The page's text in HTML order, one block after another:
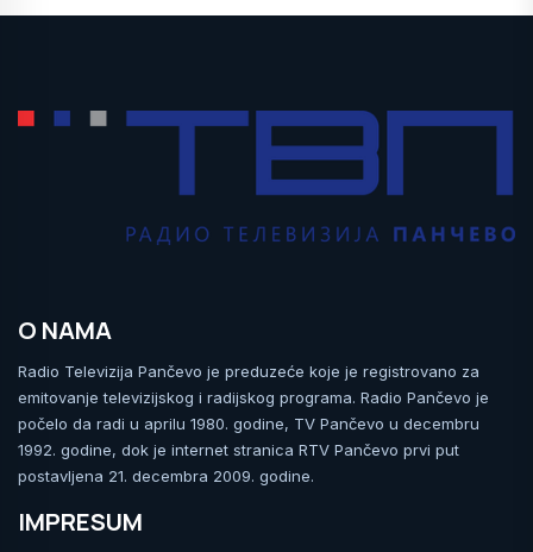
O NAMA
Radio Televizija Pančevo je preduzeće koje je registrovano za
emitovanje televizijskog i radijskog programa. Radio Pančevo je
počelo da radi u aprilu 1980. godine, TV Pančevo u decembru
1992. godine, dok je internet stranica RTV Pančevo prvi put
postavljena 21. decembra 2009. godine.
IMPRESUM